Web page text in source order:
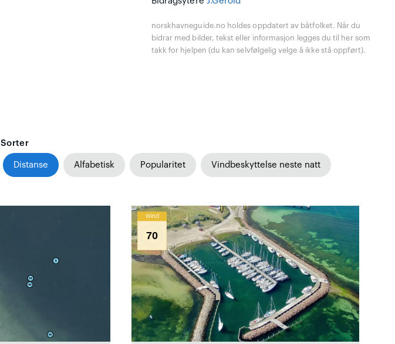
norskhavneguide.no holdes oppdatert av båtfolket. Når du
bidrar med bilder, tekst eller informasjon legges du til her som
takk for hjelpen (du kan selvfølgelig velge å ikke stå oppført).
Sorter
Distanse Alfabetisk Popularitet Vindbeskyttelse neste natt
Wind
70